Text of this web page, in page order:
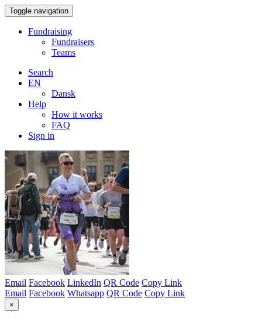
Toggle navigation
Fundraising
Fundraisers
Teams
Search
EN
Dansk
Help
How it works
FAQ
Sign in
Email Facebook LinkedIn QR Code Copy Link
Email Facebook Whatsapp QR Code Copy Link
×